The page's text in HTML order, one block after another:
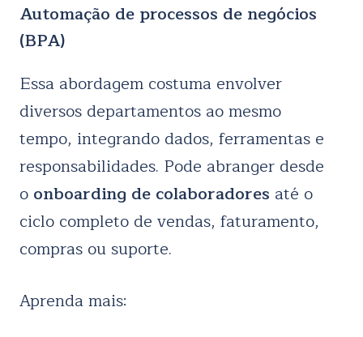
Automação de processos de negócios
(BPA)
Essa abordagem costuma envolver
diversos departamentos ao mesmo
tempo, integrando dados, ferramentas e
responsabilidades. Pode abranger desde
o onboarding de colaboradores até o
ciclo completo de vendas, faturamento,
compras ou suporte.
Aprenda mais: